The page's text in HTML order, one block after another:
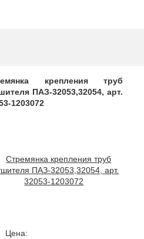
крепления труб
ПАЗ-32053,32054, арт.
1203072
Цена: